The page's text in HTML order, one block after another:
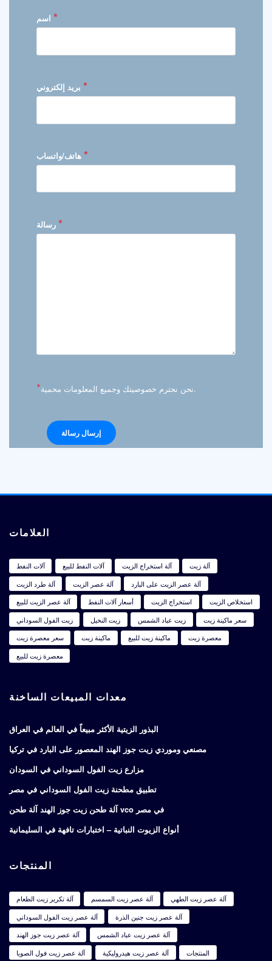
*
*
*
*
* نحن نحترم خصوصيتك وجميع المعلومات محمية.
العلامات
آلات النفط آلات النفط للبيع آلة استخراج الزيت
آلة زيت
آلة طرد الزيت
آلة عصر الزيت
آلة عصر الزيت على البارد
آلة عصر الزيت للبيع
أسعار آلات النفط استخراج الزيت
استخلاص الزيت
زيت الفول السوداني
زيت النخيل زيت عباد الشمس
سعر ماكينة زيت
سعر معصرة زيت
ماكينة زيت ماكينة زيت للبيع
معصرة زيت
معصرة زيت للبيع
معدات المبيعات الساخنة
البذور الزيتية الأكثر مبيعاً في العالم في العراق
مصنعي وموردي زيت جوز الهند المعصور على البارد في تركيا
مزارع زيت الفول السوداني في السودان
تطبيق مطحنة زيت الفول السوداني في مصر
آلة طحن زيت جوز الهند آلة طحن vco في مصر
أنواع الزيوت النباتية – اختبارات تافهة في السليمانية
المنتجات
آلة تكرير زيت الطعام آلة عصر زيت السمسم
آلة عصر زيت الطهي
آلة عصر زيت الفول السوداني
آلة عصر زيت جنين الذرة
آلة عصر زيت جوز الهند
آلة عصر زيت عباد الشمس
آلة عصر زيت فول الصويا
آلة عصر زيت هيدروليكية المنتجات